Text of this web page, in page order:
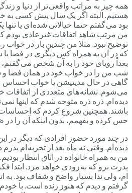
همه چیز به مراتب واقعی تر از دنیا و
هستیم. البته اگر یک سال پیش کسی به
بود می گفتم حتما خیالاتی شده ای یا
من مرتب شاهد اتفاقات غیرعادی بودم
توضیح نبود. مثلا من چندین بار در خواب
که در آن به همراه کس دیگری در فضا
بعداً رویای خود را به آن شخص می گفتم،
شب من را در خواب خود در همان فضا و
گاهی در حال مدیتیشن یا خواب احساس
می شوم. نشانه های متعددی از
دیده ام. ذره ذره متوجه شدم که اینها
باشند. همچنین شروع کردم که
حس کرده و بفهمم، بدون اینکه آن را در
در چند مورد حضور افرادی که دیگر در
دیده ام. وقتی نه ماه بعد از تجربه ام
من به همراه خانواده در اتاق انتظار
پدرت برو که به زودی خواهد مرد. ابتدا
ام، ولی ندا بسیار واضح و شفاف بود. به
گرفتم و دیدم که هنوز زنده است. با